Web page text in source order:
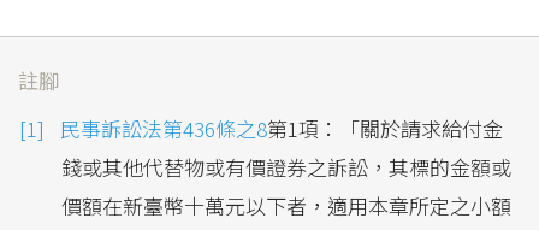
註腳
民事訴訟法第436條之8第1項：「關於請求給付金
錢或其他代替物或有價證券之訴訟，其標的金額或
價額在新臺幣十萬元以下者，適用本章所定之小額